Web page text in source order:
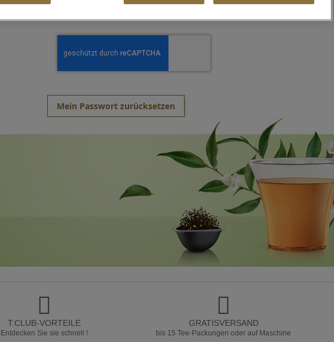
Mein Passwort zurücksetzen
T.CLUB-VORTEILE
Entdecken Sie sie schnell !
GRATISVERSAND
bis 15 Tee-Packungen oder auf Maschine